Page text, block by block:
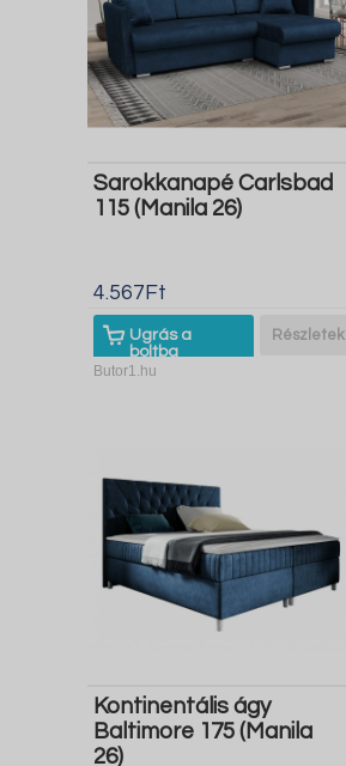
Sarokkanapé Carlsbad
115 (Manila 26)
4.567Ft
Ugrás a
boltba
Részletek
Butor1.hu
Kontinentális ágy
Baltimore 175 (Manila
26)